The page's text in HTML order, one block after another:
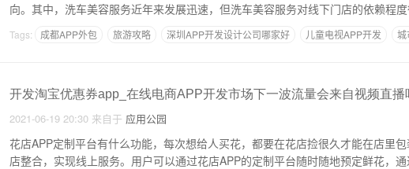
向。其中，洗车美容服务近年来发展迅速，但洗车美容服务对线下门店的依赖程
Tags: 成都APP外包 旅游攻略 深圳APP开发设计公司哪家好 儿童电视APP开发 城
开发淘宝优惠券app_在线电商APP开发市场下一波流量会来自视频直播
2021-06-19 20:30 来自于 应用公园
花店APP定制平台有什么功能，每次想给人买花，都要在花店捡很久才能在店里
店整合，实现线上服务。用户可以通过花店APP的定制平台随时随地预定鲜花，